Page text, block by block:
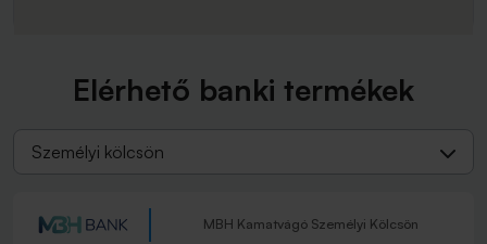
Elérhető banki termékek
Személyi kölcsön
MBH Kamatvágó Személyi Kölcsön